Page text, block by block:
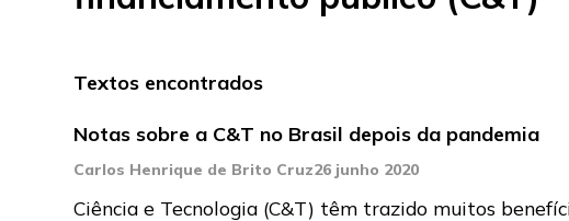
Textos encontrados
Notas sobre a C&T no Brasil depois da pandemia
Carlos Henrique de Brito Cruz26 junho 2020
Ciência e Tecnologia (C&T) têm trazido muitos